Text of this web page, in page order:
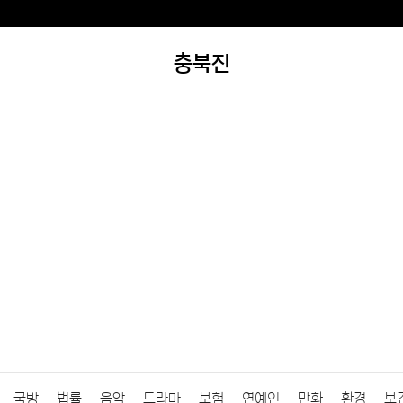
충북진
국방 법률 음악 드라마 보험 연예인 만화 환경 보